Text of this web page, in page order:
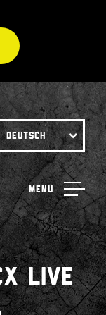
DEUTSCH
Menu
Live